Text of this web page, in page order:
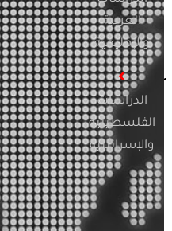
العربية
والإقليمية
الدراسات
الفلسطينية
والإسرائيلية